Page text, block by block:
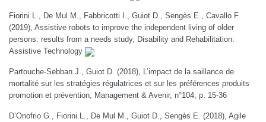
Fiorini L., De Mul M., Fabbricotti I., Guiot D., Sengès E., Cavallo F.
(2019), Assistive robots to improve the independent living of older
persons: results from a needs study, Disability and Rehabilitation:
Assistive Technology
Partouche-Sebban J., Guiot D. (2018), L’impact de la saillance de
mortalité sur les stratégies régulatrices et sur les préférences produits
promotion et prévention, Management & Avenir, n°104, p. 15-36
D’Onofrio G., Fiorini L., De Mul M., Guiot D., Sengès E. (2018), Agile